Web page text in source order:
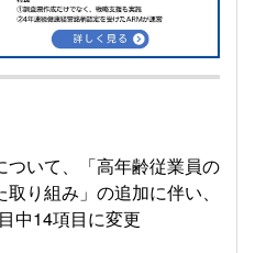
いて、「高年齢従業員の
り組み」の追加に伴い、
中14項⽬に変更